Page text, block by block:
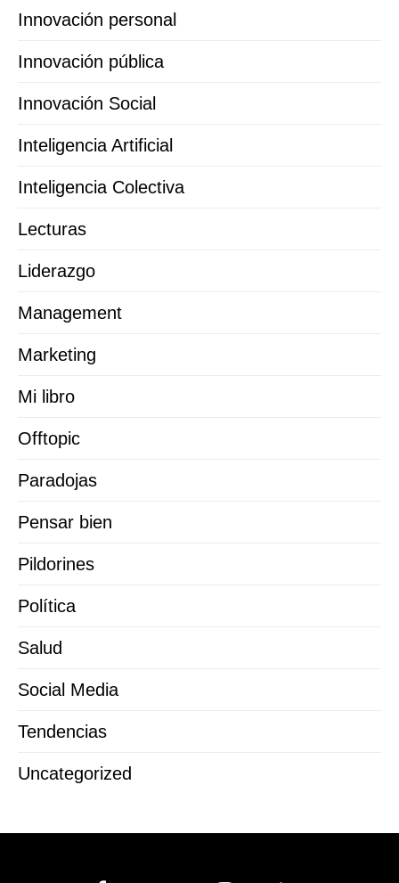
Innovación personal
Innovación pública
Innovación Social
Inteligencia Artificial
Inteligencia Colectiva
Lecturas
Liderazgo
Management
Marketing
Mi libro
Offtopic
Paradojas
Pensar bien
Pildorines
Política
Salud
Social Media
Tendencias
Uncategorized